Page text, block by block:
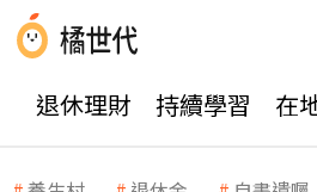
退休理財 持續學習 在